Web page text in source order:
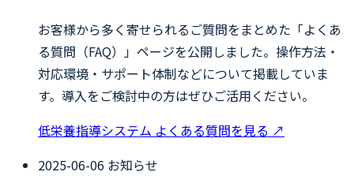
お客様から多く寄せられるご質問をまとめた「よくあ
る質問（FAQ）」ページを公開しました。操作方法・
対応環境・サポート体制などについて掲載していま
す。導入をご検討中の方はぜひご活用ください。
低栄養指導システム よくある質問を見る ↗
2025-06-06 お知らせ